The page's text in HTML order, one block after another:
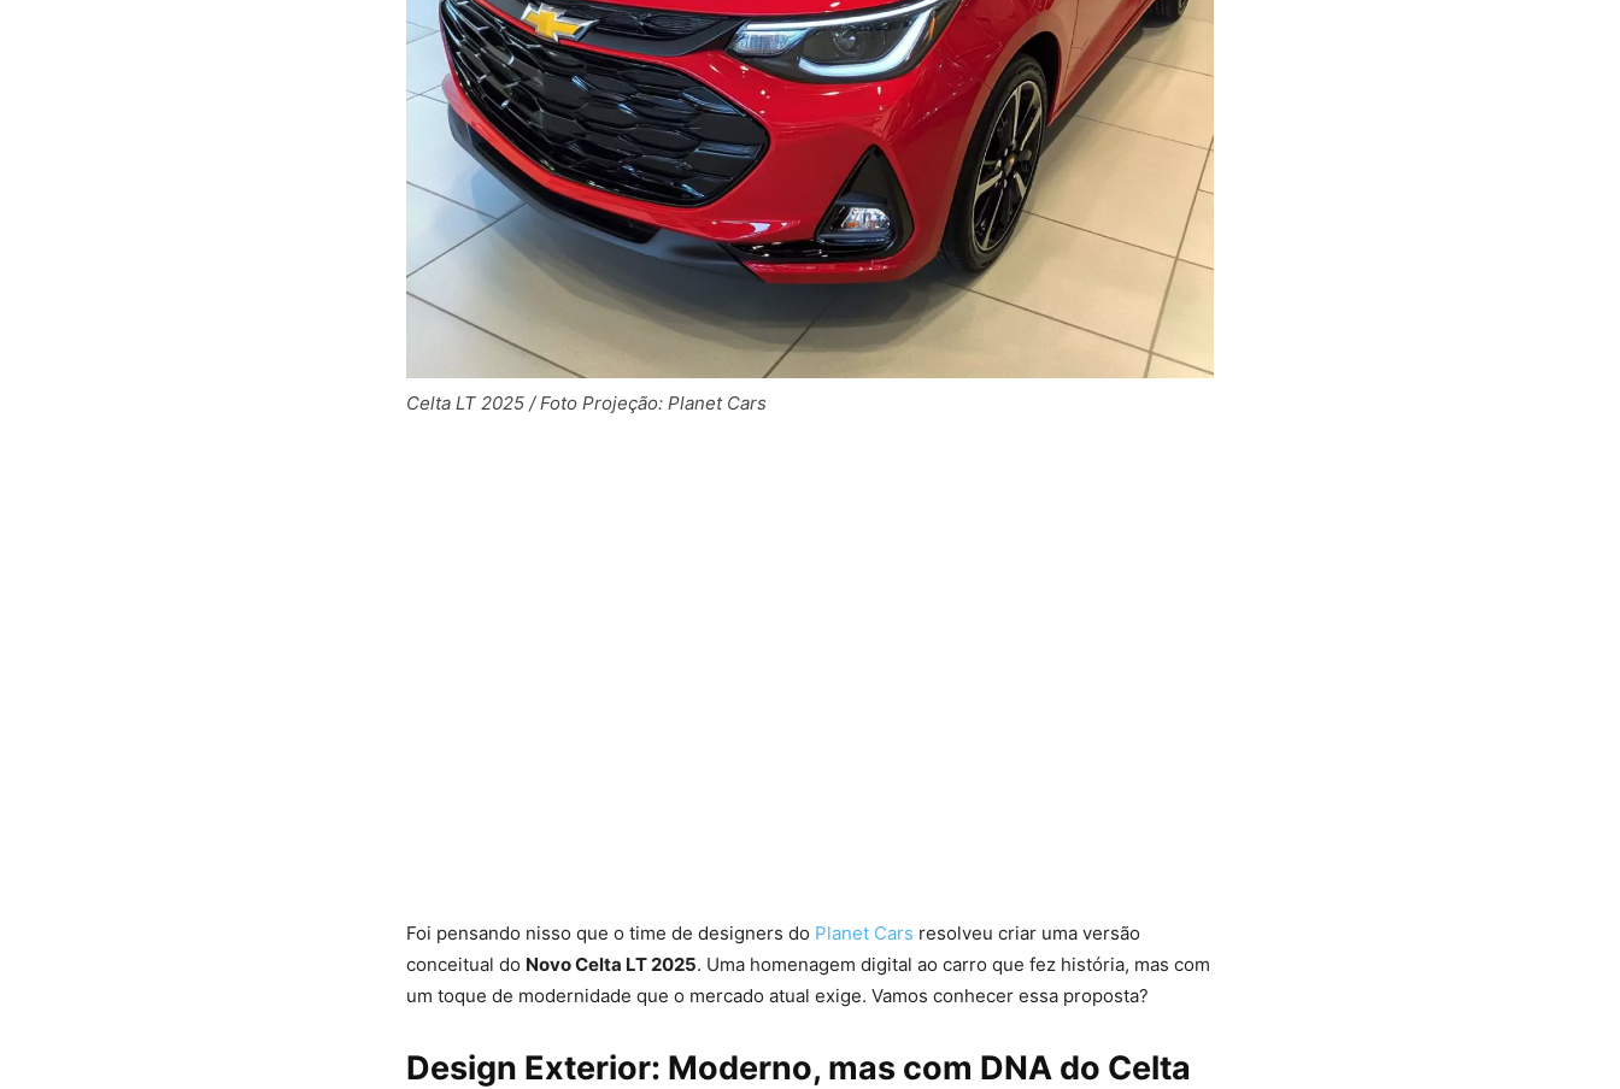
Celta LT 2025 / Foto Projeção: Planet Cars
Foi pensando nisso que o time de designers do Planet Cars resolveu criar uma versão
conceitual do Novo Celta LT 2025. Uma homenagem digital ao carro que fez história, mas com
um toque de modernidade que o mercado atual exige. Vamos conhecer essa proposta?
Design Exterior: Moderno, mas com DNA do Celta